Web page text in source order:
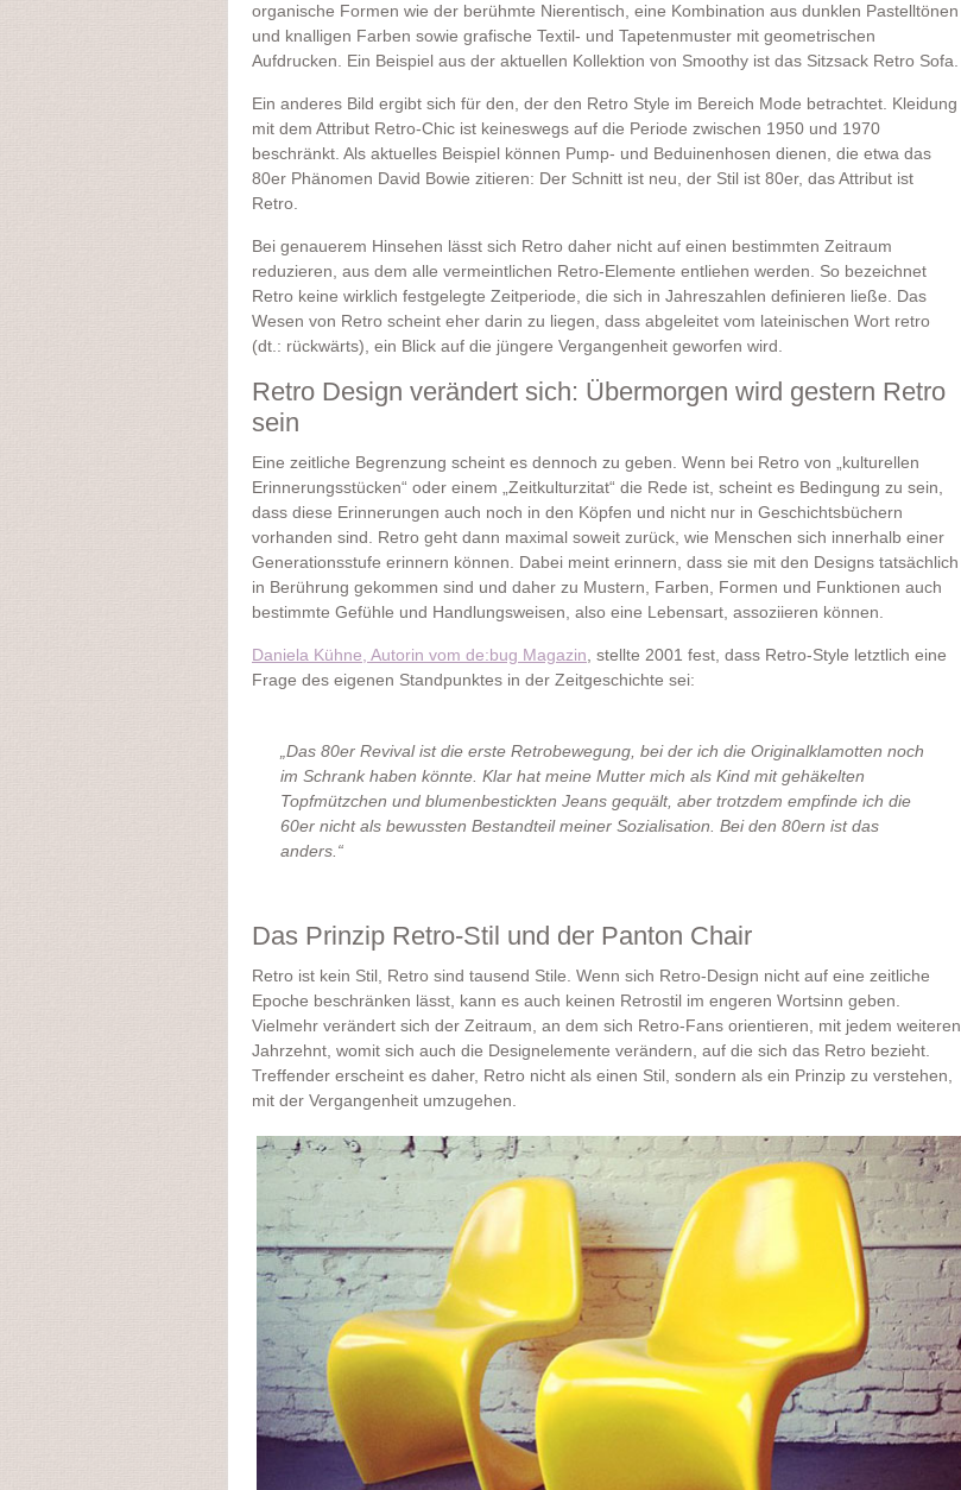
organische Formen wie der berühmte Nierentisch, eine Kombination aus dunklen Pastelltönen
und knalligen Farben sowie grafische Textil- und Tapetenmuster mit geometrischen
Aufdrucken. Ein Beispiel aus der aktuellen Kollektion von Smoothy ist das Sitzsack Retro Sofa.
Ein anderes Bild ergibt sich für den, der den Retro Style im Bereich Mode betrachtet. Kleidung
mit dem Attribut Retro-Chic ist keineswegs auf die Periode zwischen 1950 und 1970
beschränkt. Als aktuelles Beispiel können Pump- und Beduinenhosen dienen, die etwa das
80er Phänomen David Bowie zitieren: Der Schnitt ist neu, der Stil ist 80er, das Attribut ist
Retro.
Bei genauerem Hinsehen lässt sich Retro daher nicht auf einen bestimmten Zeitraum
reduzieren, aus dem alle vermeintlichen Retro-Elemente entliehen werden. So bezeichnet
Retro keine wirklich festgelegte Zeitperiode, die sich in Jahreszahlen definieren ließe. Das
Wesen von Retro scheint eher darin zu liegen, dass abgeleitet vom lateinischen Wort retro
(dt.: rückwärts), ein Blick auf die jüngere Vergangenheit geworfen wird.
Retro Design verändert sich: Übermorgen wird gestern Retro
sein
Eine zeitliche Begrenzung scheint es dennoch zu geben. Wenn bei Retro von „kulturellen
Erinnerungsstücken“ oder einem „Zeitkulturzitat“ die Rede ist, scheint es Bedingung zu sein,
dass diese Erinnerungen auch noch in den Köpfen und nicht nur in Geschichtsbüchern
vorhanden sind. Retro geht dann maximal soweit zurück, wie Menschen sich innerhalb einer
Generationsstufe erinnern können. Dabei meint erinnern, dass sie mit den Designs tatsächlich
in Berührung gekommen sind und daher zu Mustern, Farben, Formen und Funktionen auch
bestimmte Gefühle und Handlungsweisen, also eine Lebensart, assoziieren können.
Daniela Kühne, Autorin vom de:bug Magazin , stellte 2001 fest, dass Retro-Style letztlich eine
Frage des eigenen Standpunktes in der Zeitgeschichte sei:
„Das 80er Revival ist die erste Retrobewegung, bei der ich die Originalklamotten noch
im Schrank haben könnte. Klar hat meine Mutter mich als Kind mit gehäkelten
Topfmützchen und blumenbestickten Jeans gequält, aber trotzdem empfinde ich die
60er nicht als bewussten Bestandteil meiner Sozialisation. Bei den 80ern ist das
anders.“
Das Prinzip Retro-Stil und der Panton Chair
Retro ist kein Stil, Retro sind tausend Stile. Wenn sich Retro-Design nicht auf eine zeitliche
Epoche beschränken lässt, kann es auch keinen Retrostil im engeren Wortsinn geben.
Vielmehr verändert sich der Zeitraum, an dem sich Retro-Fans orientieren, mit jedem weiteren
Jahrzehnt, womit sich auch die Designelemente verändern, auf die sich das Retro bezieht.
Treffender erscheint es daher, Retro nicht als einen Stil, sondern als ein Prinzip zu verstehen,
mit der Vergangenheit umzugehen.